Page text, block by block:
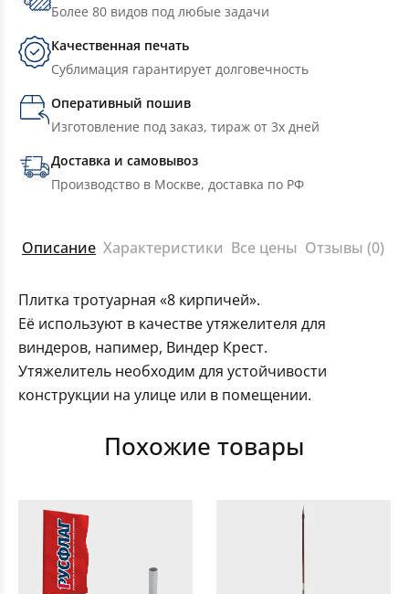
Более 80 видов под любые задачи
Качественная печать
Сублимация гарантирует долговечность
Оперативный пошив
Изготовление под заказ, тираж от 3х дней
Доставка и самовывоз
Производство в Москве, доставка по РФ
Описание Характеристики Все цены Отзывы (0)
Плитка тротуарная «8 кирпичей».
Её используют в качестве утяжелителя для
виндеров, напимер, Виндер Крест.
Утяжелитель необходим для устойчивости
конструкции на улице или в помещении.
Похожие товары